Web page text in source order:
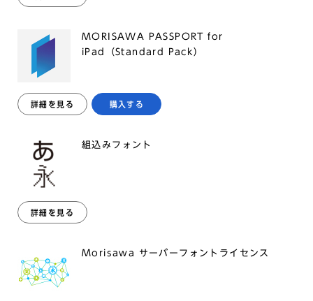
MORISAWA PASSPORT for
iPad（Standard Pack）
詳細を見る 購入する
組込みフォント
詳細を見る
Morisawa サーバーフォントライセンス